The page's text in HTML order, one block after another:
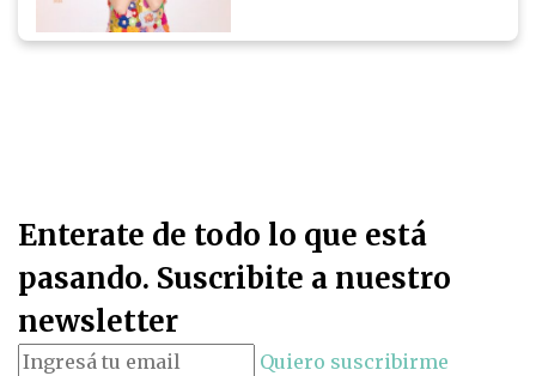
Enterate de todo lo que está
pasando. Suscribite a nuestro
newsletter
Quiero suscribirme